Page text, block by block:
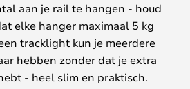
aan je rail te hangen - houd
elke hanger maximaal 5 kg
tracklight kun je meerdere
hebben zonder dat je extra
- heel slim en praktisch.